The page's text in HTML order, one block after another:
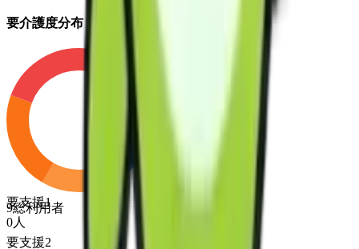
要介護度分布
9総利用者
要支援1
0人
要支援2